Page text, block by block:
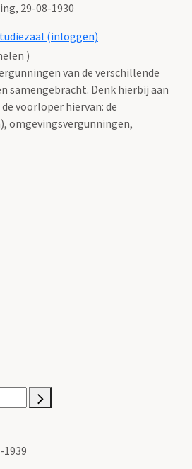
29-08-1930
(inloggen)
)
van de verschillende
samengebracht. Denk hierbij aan
voorloper hiervan: de
omgevingsvergunningen,
1939